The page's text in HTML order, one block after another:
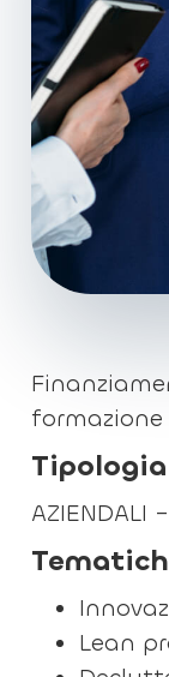
formazione
AZIENDALI
Lean